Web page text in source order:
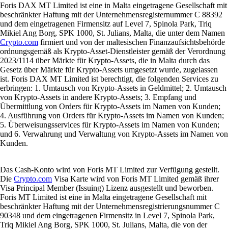
Foris DAX MT Limited ist eine in Malta eingetragene Gesellschaft mit
beschränkter Haftung mit der Unternehmensregisternummer C 88392
und dem eingetragenen Firmensitz auf Level 7, Spinola Park, Triq
Mikiel Ang Borg, SPK 1000, St. Julians, Malta, die unter dem Namen
Crypto.com firmiert und von der maltesischen Finanzaufsichtsbehörde
ordnungsgemäß als Krypto-Asset-Dienstleister gemäß der Verordnung
2023/1114 über Märkte für Krypto-Assets, die in Malta durch das
Gesetz über Märkte für Krypto-Assets umgesetzt wurde, zugelassen
ist. Foris DAX MT Limited ist berechtigt, die folgenden Services zu
erbringen: 1. Umtausch von Krypto-Assets in Geldmittel; 2. Umtausch
von Krypto-Assets in andere Krypto-Assets; 3. Empfang und
Übermittlung von Orders für Krypto-Assets im Namen von Kunden;
4. Ausführung von Orders für Krypto-Assets im Namen von Kunden;
5. Überweisungsservices für Krypto-Assets im Namen von Kunden;
und 6. Verwahrung und Verwaltung von Krypto-Assets im Namen von
Kunden.
Das Cash-Konto wird von Foris MT Limited zur Verfügung gestellt.
Die Crypto.com Visa Karte wird von Foris MT Limited gemäß ihrer
Visa Principal Member (Issuing) Lizenz ausgestellt und beworben.
Foris MT Limited ist eine in Malta eingetragene Gesellschaft mit
beschränkter Haftung mit der Unternehmensregistrierungsnummer C
90348 und dem eingetragenen Firmensitz in Level 7, Spinola Park,
Triq Mikiel Ang Borg, SPK 1000, St. Julians, Malta, die von der